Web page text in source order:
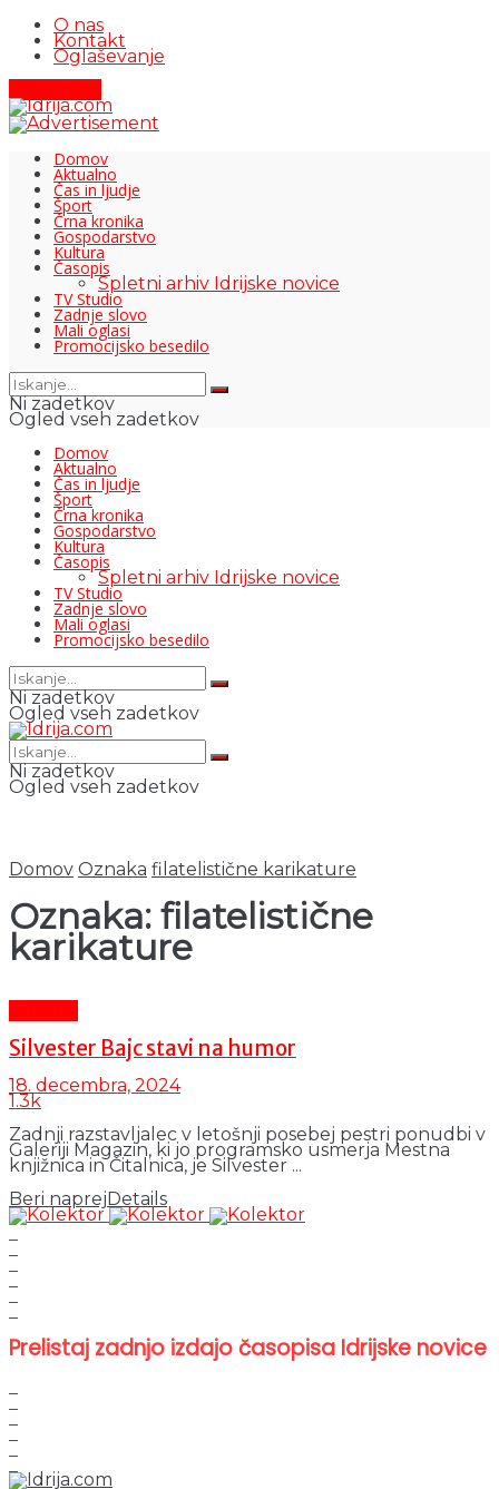
O nas
Kontakt
Oglaševanje
Domov
Aktualno
Čas in ljudje
Šport
Črna kronika
Gospodarstvo
Kultura
Časopis
Spletni arhiv Idrijske novice
TV Studio
Zadnje slovo
Mali oglasi
Promocijsko besedilo
Ni zadetkov
Ogled vseh zadetkov
Domov
Aktualno
Čas in ljudje
Šport
Črna kronika
Gospodarstvo
Kultura
Časopis
Spletni arhiv Idrijske novice
TV Studio
Zadnje slovo
Mali oglasi
Promocijsko besedilo
Ni zadetkov
Ogled vseh zadetkov
Ni zadetkov
Ogled vseh zadetkov
Domov Oznaka filatelistične karikature
Oznaka: filatelistične
karikature
Silvester Bajc stavi na humor
18. decembra, 2024
1.3k
Zadnji razstavljalec v letošnji posebej pestri ponudbi v
Galeriji Magazin, ki jo programsko usmerja Mestna
knjižnica in Čitalnica, je Silvester ...
Beri naprej Details
Prelistaj zadnjo izdajo časopisa Idrijske novice